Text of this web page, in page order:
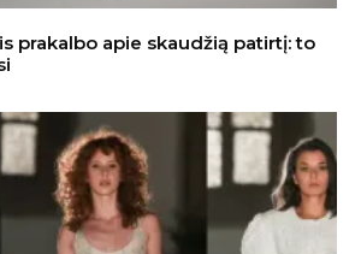
prakalbo apie skaudžią patirtį: to